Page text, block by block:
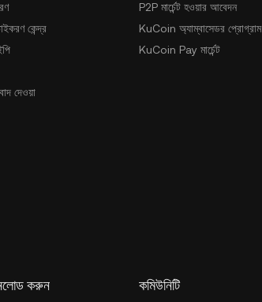
কেন্দ্র
দেওয়া
P2P মার্চেন্ট হওয়ার আবেদন
KuCoin অ্যাম্বাসেডর প্রোগ্রাম
KuCoin Pay মার্চেন্ট
করুন কমিউনিটি